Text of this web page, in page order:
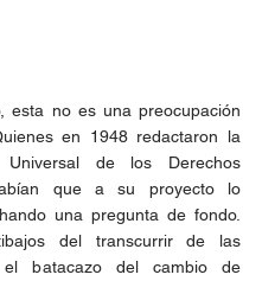
esta no es una preocupación
en 1948 redactaron la
Universal de los Derechos
que a su proyecto lo
una pregunta de fondo.
del transcurrir de las
batacazo del cambio de